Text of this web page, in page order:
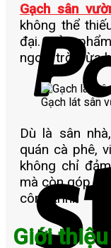
Gạch sân
không thể
đại. Sản
ngoài trời vừa
Gạch lát sân
Dù là sân
quán cà phê,
không chỉ
mà còn góp
công trình
Giới